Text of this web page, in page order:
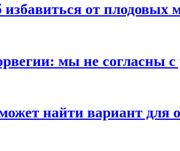
избавиться от плодовых
мы не согласны
найти вариант